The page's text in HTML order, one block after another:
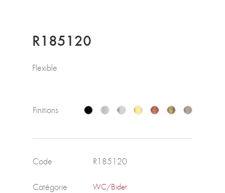
R185120
Flexible
Finitions
Code R185120
Catégorie WC/Bidet